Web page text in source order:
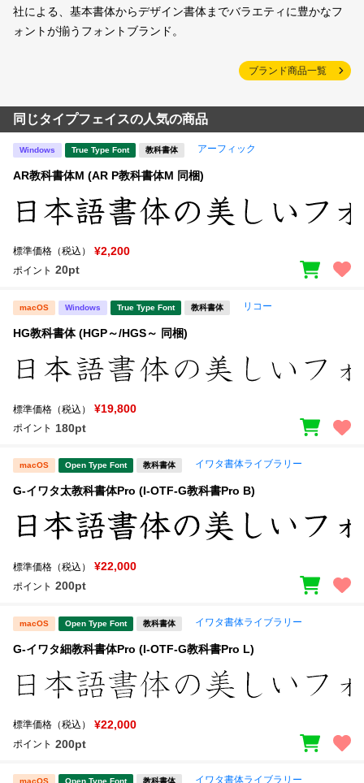
社による、基本書体からデザイン書体までバラエティに豊かなフ
ォントが揃うフォントブランド。
ブランド商品一覧
同じタイプフェイスの人気の商品
Windows True Type Font 教科書体 アーフィック
AR教科書体M (AR P教科書体M 同梱)
標準価格（税込） ¥2,200
ポイント 20pt
macOS Windows True Type Font 教科書体 リコー
HG教科書体 (HGP～/HGS～ 同梱)
標準価格（税込） ¥19,800
ポイント 180pt
macOS Open Type Font 教科書体 イワタ書体ライブラリー
G-イワタ太教科書体Pro (I-OTF-G教科書Pro B)
標準価格（税込） ¥22,000
ポイント 200pt
macOS Open Type Font 教科書体 イワタ書体ライブラリー
G-イワタ細教科書体Pro (I-OTF-G教科書Pro L)
標準価格（税込） ¥22,000
ポイント 200pt
macOS Open Type Font 教科書体 イワタ書体ライブラリー